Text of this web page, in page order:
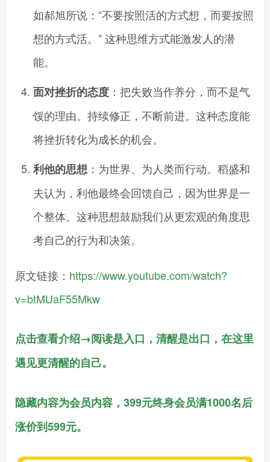
如郝旭所说：“不要按照活的方式想，而要按照
想的方式活。” 这种思维方式能激发人的潜
能。
面对挫折的态度 ：把失败当作养分，而不是气
馁的理由。持续修正，不断前进。这种态度能
将挫折转化为成长的机会。
利他的思想 ：为世界、为人类而行动。稻盛和
夫认为，利他最终会回馈自己，因为世界是一
个整体。这种思想鼓励我们从更宏观的角度思
考自己的行为和决策。
原文链接： https://www.youtube.com/watch?
v=btMUaF55Mkw
点击查看介绍→阅读是入口，清醒是出口，在这里
遇见更清醒的自己。
隐藏内容为会员内容，399元终身会员满1000名后
涨价到599元。